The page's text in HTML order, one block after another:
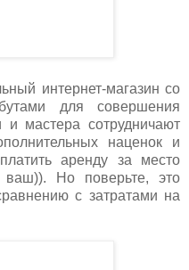
интернет-магазин со
для совершения
и мастера сотрудничают
наценок и
аренду за место
ваш)). Но поверьте, это
с затратами на